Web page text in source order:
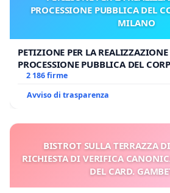
PROCESSIONE PUBBLICA DEL
MILANO
PETIZIONE PER LA REALIZZAZIONE
PROCESSIONE PUBBLICA DEL
MILANO
2 186 firme
Avviso di trasparenza
BISTROT SULLA TERRAZZA
RICHIESTA DI VERIFICA
DEL CARD.